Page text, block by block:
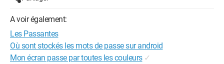
A voir également:
Les Passantes
Où sont stockés les mots de passe sur android
Mon écran passe par toutes les couleurs ✓